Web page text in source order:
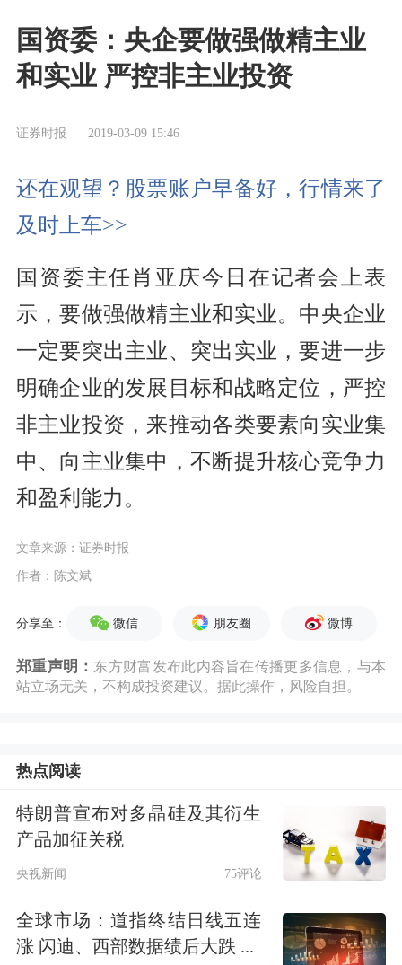
国资委：央企要做强做精主业
和实业 严控非主业投资
证券时报 2019-03-09 15:46
还在观望？股票账户早备好，行情来了
及时上车>>
国资委主任肖亚庆今日在记者会上表
示，要做强做精主业和实业。中央企业
一定要突出主业、突出实业，要进一步
明确企业的发展目标和战略定位，严控
非主业投资，来推动各类要素向实业集
中、向主业集中，不断提升核心竞争力
和盈利能力。
文章来源：证券时报
作者：陈文斌
分享至： 微信 朋友圈 微博
郑重声明： 东方财富发布此内容旨在传播更多信息，与本
站立场无关，不构成投资建议。据此操作，风险自担。
热点阅读
特朗普宣布对多晶硅及其衍生
产品加征关税
央视新闻 75评论
全球市场：道指终结日线五连
涨 闪迪、西部数据绩后大跌 ...